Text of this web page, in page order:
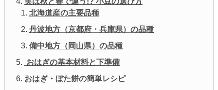
北海道産の主要品種
丹波地方（京都府・兵庫県）の品種
備中地方（岡山県）の品種
おはぎの基本材料と下準備
おはぎ・ぼた餅の簡単レシピ